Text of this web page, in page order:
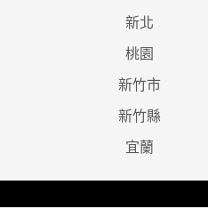
新北
桃園
新竹市
新竹縣
宜蘭